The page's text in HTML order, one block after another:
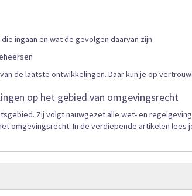
ingaan en wat de gevolgen daarvan zijn
de laatste ontwikkelingen. Daar kun je op
op het gebied van omgevingsrecht
Zij volgt nauwgezet alle wet- en
omgevingsrecht. In de verdiepende artikelen lees